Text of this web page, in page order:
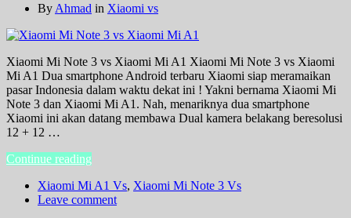
By Ahmad in Xiaomi vs
Xiaomi Mi Note 3 vs Xiaomi Mi A1 Xiaomi Mi Note 3 vs Xiaomi
Mi A1 Dua smartphone Android terbaru Xiaomi siap meramaikan
pasar Indonesia dalam waktu dekat ini ! Yakni bernama Xiaomi Mi
Note 3 dan Xiaomi Mi A1. Nah, menariknya dua smartphone
Xiaomi ini akan datang membawa Dual kamera belakang beresolusi
12 + 12 …
Continue reading
Xiaomi Mi A1 Vs, Xiaomi Mi Note 3 Vs
Leave comment